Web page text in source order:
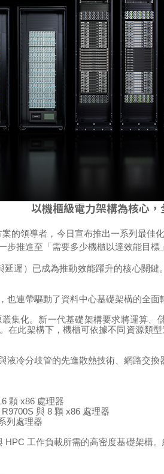
以機櫃級電力架構為核心
的領導者，今日宣布推出一系列最佳
推進至「需要多少機櫃以達效能目標
延遲）已成為推動效能躍升的核心關鍵
也連帶驅動了資料中心基礎架構的全面
集化。新一代基礎架構要求將運算、
在此架構下，機櫃可依據不同資源類
冷分歧管的先進散熱技術、網路交換
顆 x86 處理器
與 8 顆 x86 處理器
列處理器
HPC 工作負載所需的高密度基礎架構